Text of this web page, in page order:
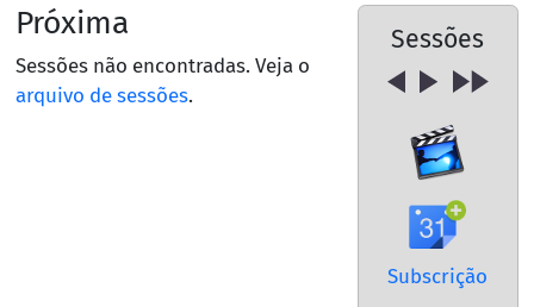
Sessões
Subscrição
Próxima
Sessões não encontradas. Veja o
arquivo de sessões.